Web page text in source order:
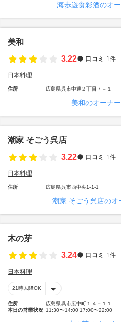
海歩遊食彩酒のオ
美和
3.22
口コミ 1件
日本料理
住所 広島県呉市中通２丁目７－１
美和のオーナ
潮家 そごう呉店
3.22
口コミ 1件
日本料理
住所 広島県呉市西中央1-1-1
潮家 そごう呉店のオ
木の芽
3.24
口コミ 1件
日本料理
21時以降OK
住所
広島県呉市広中町１４－１１
本日の営業状況 11:30〜14:00 17:00〜22:00